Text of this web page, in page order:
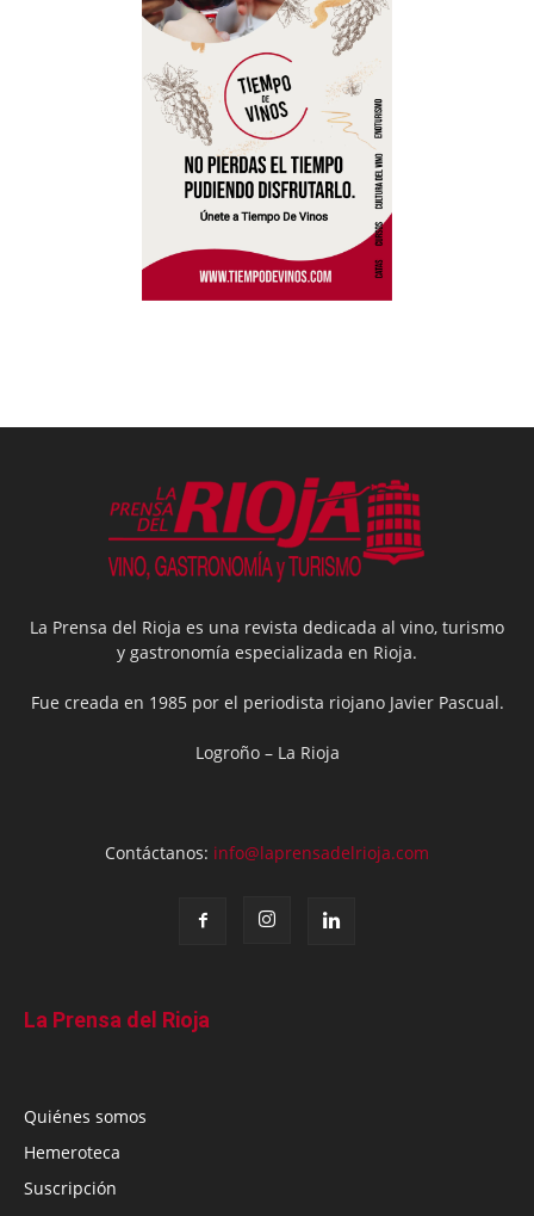
La Prensa del Rioja es una revista dedicada al vino, turismo
y gastronomía especializada en Rioja.
Fue creada en 1985 por el periodista riojano Javier Pascual.
Logroño – La Rioja
Contáctanos: info@laprensadelrioja.com
La Prensa del Rioja
Quiénes somos
Hemeroteca
Suscripción